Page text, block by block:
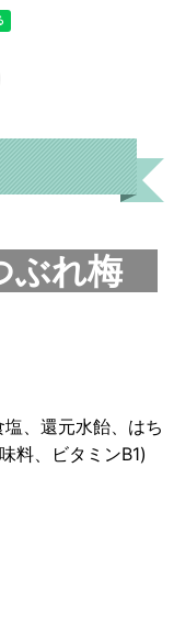
ぶれ梅
、還元水飴、はち
料、ビタミンB1)